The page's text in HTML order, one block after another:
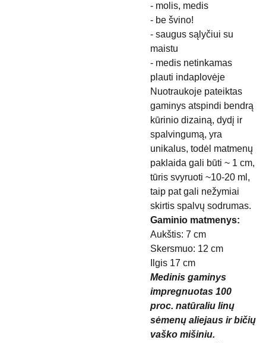
- molis, medis
- be švino!
- saugus sąlyčiui su
maistu
- medis netinkamas
plauti indaplovėje
Nuotraukoje pateiktas
gaminys atspindi bendrą
kūrinio dizainą, dydį ir
spalvingumą, yra
unikalus, todėl matmenų
paklaida gali būti ~ 1 cm,
tūris svyruoti ~10-20 ml,
taip pat gali nežymiai
skirtis spalvų sodrumas.
Gaminio matmenys:
Aukštis: 7 cm
Skersmuo: 12 cm
Ilgis 17 cm
Medinis gaminys
impregnuotas 100
proc. natūraliu linų
sėmenų aliejaus ir bičių
vaško mišiniu.